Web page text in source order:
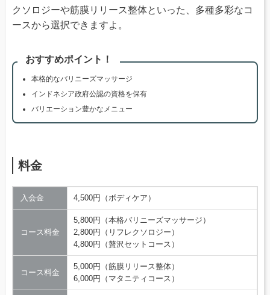
クソロジーや筋膜リリース整体といった、多種多彩なコ
ースから選択できますよ。
おすすめポイント！
本格的なバリニーズマッサージ
インドネシア政府公認の資格を保有
バリエーション豊かなメニュー
料金
入会金 4,500円（ボディケア）
コース料金
5,800円（本格バリニーズマッサージ）
2,800円（リフレクソロジー）
4,800円（贅沢セットコース）
コース料金
5,000円（筋膜リリース整体）
6,000円（マタニティコース）